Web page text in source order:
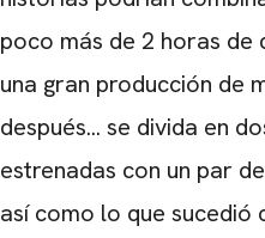
poco más de 2 horas
una gran producción de
después... se divida en
estrenadas con un par
así como lo que sucedió